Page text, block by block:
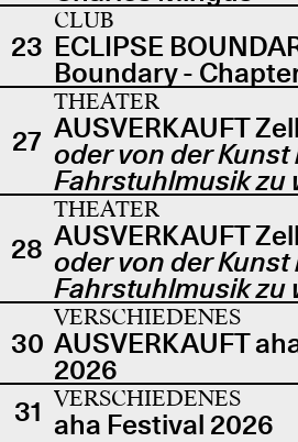
23
CLUB
ECLIPSE
Boundary -
27
THEATER
AUSVERKAUFT
oder von der Kunst
Fahrstuhlmusik zu
28
THEATER
AUSVERKAUFT
oder von der Kunst
Fahrstuhlmusik zu
30
VERSCHIEDENES
AUSVERKAUFT
2026
31 VERSCHIEDENES
aha Festival 2026